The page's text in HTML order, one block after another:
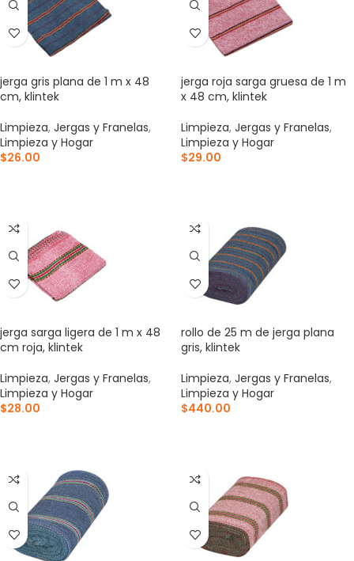
jerga gris plana de 1 m x 48
cm, klintek
Limpieza, Jergas y Franelas,
Limpieza y Hogar
$26.00
jerga roja sarga gruesa de 1 m
x 48 cm, klintek
Limpieza, Jergas y Franelas,
Limpieza y Hogar
$29.00
jerga sarga ligera de 1 m x 48
cm roja, klintek
Limpieza, Jergas y Franelas,
Limpieza y Hogar
$28.00
rollo de 25 m de jerga plana
gris, klintek
Limpieza, Jergas y Franelas,
Limpieza y Hogar
$440.00